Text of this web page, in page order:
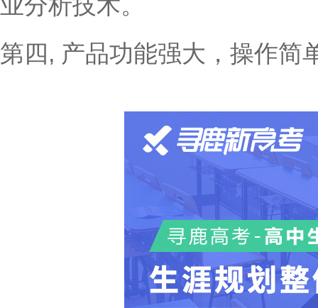
第四, 产品功能强大，操作简